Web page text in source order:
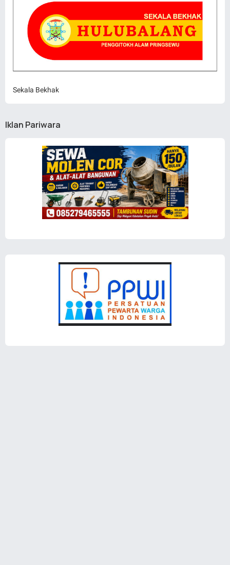
Sekala Bekhak
Iklan Pariwara